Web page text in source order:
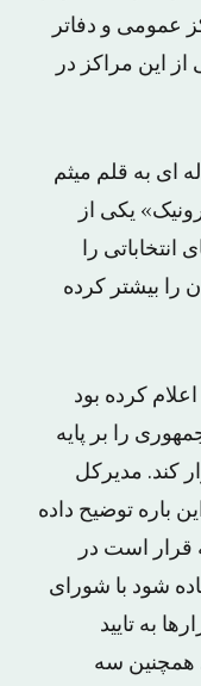
عمومی و دفاتر
این مراکز در
در سال ۸۸ در مقاله ای به قلم میثم
یکی از
را
را بیشتر کرده
ایران در سال ۸۸ هم اعلام کرده بود
را بر پایه
کند. مدیرکل
باره توضیح داده
قرار است در
شود با شورای
به تایید
همچنین سه